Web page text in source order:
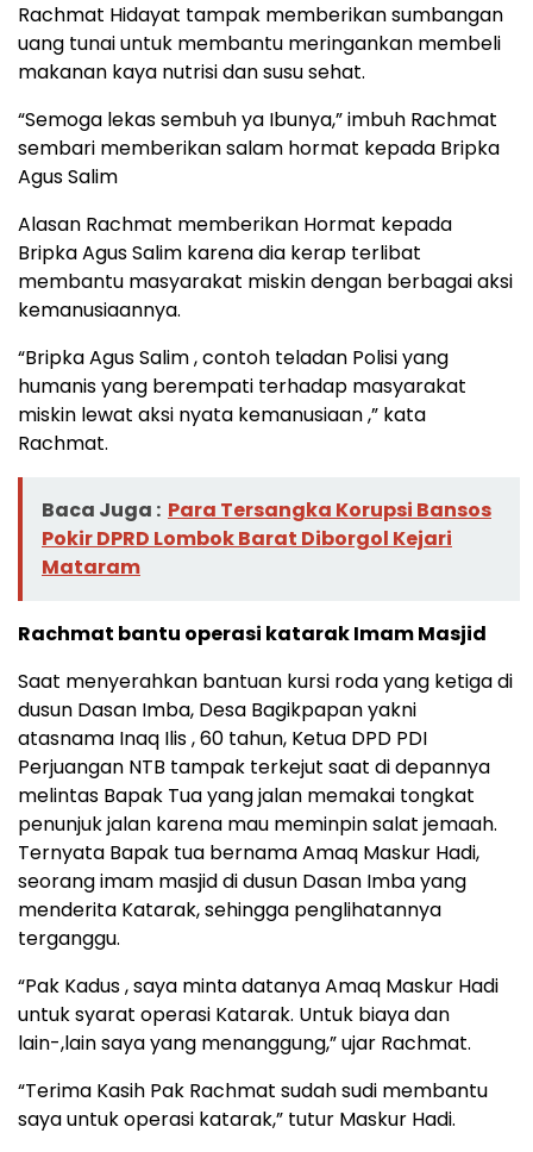
Rachmat Hidayat tampak memberikan sumbangan
uang tunai untuk membantu meringankan membeli
makanan kaya nutrisi dan susu sehat.
“Semoga lekas sembuh ya Ibunya,” imbuh Rachmat
sembari memberikan salam hormat kepada Bripka
Agus Salim
Alasan Rachmat memberikan Hormat kepada
Bripka Agus Salim karena dia kerap terlibat
membantu masyarakat miskin dengan berbagai aksi
kemanusiaannya.
“Bripka Agus Salim , contoh teladan Polisi yang
humanis yang berempati terhadap masyarakat
miskin lewat aksi nyata kemanusiaan ,” kata
Rachmat.
Baca Juga : Para Tersangka Korupsi Bansos
Pokir DPRD Lombok Barat Diborgol Kejari
Mataram
Rachmat bantu operasi katarak Imam Masjid
Saat menyerahkan bantuan kursi roda yang ketiga di
dusun Dasan Imba, Desa Bagikpapan yakni
atasnama Inaq Ilis , 60 tahun, Ketua DPD PDI
Perjuangan NTB tampak terkejut saat di depannya
melintas Bapak Tua yang jalan memakai tongkat
penunjuk jalan karena mau meminpin salat jemaah.
Ternyata Bapak tua bernama Amaq Maskur Hadi,
seorang imam masjid di dusun Dasan Imba yang
menderita Katarak, sehingga penglihatannya
terganggu.
“Pak Kadus , saya minta datanya Amaq Maskur Hadi
untuk syarat operasi Katarak. Untuk biaya dan
lain-,lain saya yang menanggung,” ujar Rachmat.
“Terima Kasih Pak Rachmat sudah sudi membantu
saya untuk operasi katarak,” tutur Maskur Hadi.